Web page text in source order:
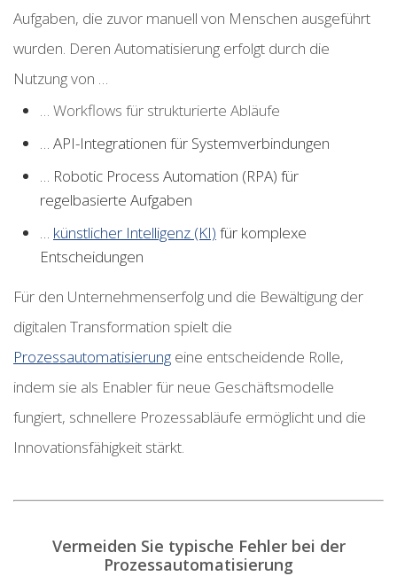
Aufgaben, die zuvor manuell von Menschen ausgeführt
wurden. Deren Automatisierung erfolgt durch die
Nutzung von …
… Workflows für strukturierte Abläufe
… API-Integrationen für Systemverbindungen
… Robotic Process Automation (RPA) für
regelbasierte Aufgaben
… künstlicher Intelligenz (KI) für komplexe
Entscheidungen
Für den Unternehmenserfolg und die Bewältigung der
digitalen Transformation spielt die
Prozessautomatisierung eine entscheidende Rolle,
indem sie als Enabler für neue Geschäftsmodelle
fungiert, schnellere Prozessabläufe ermöglicht und die
Innovationsfähigkeit stärkt.
Vermeiden Sie typische Fehler bei der
Prozessautomatisierung